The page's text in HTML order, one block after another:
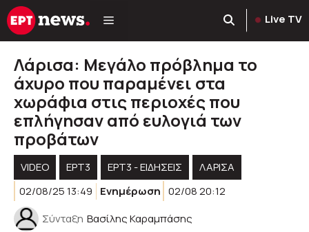
Μετάβαση
σε
Live TV
Λάρισα: Μεγάλο πρόβλημα το
άχυρο που παραμένει στα
χωράφια στις περιοχές που
επλήγησαν από ευλογιά των
προβάτων
VIDEO ΕΡΤ3 ΕΡΤ3 - ΕΙΔΉΣΕΙΣ
ΛΑΡΙΣΑ
02/08/25 13:49
Ενημέρωση 02/08 20:12
Σύνταξη Βασίλης Καραμπάσης